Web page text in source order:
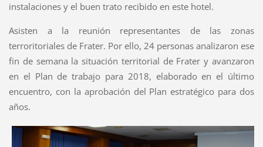
instalaciones y el buen trato recibido en este hotel.
Asisten a la reunión representantes de las zonas
terroritoriales de Frater. Por ello, 24 personas analizaron ese
fin de semana la situación territorial de Frater y avanzaron
en el Plan de trabajo para 2018, elaborado en el último
encuentro, con la aprobación del Plan estratégico para dos
años.